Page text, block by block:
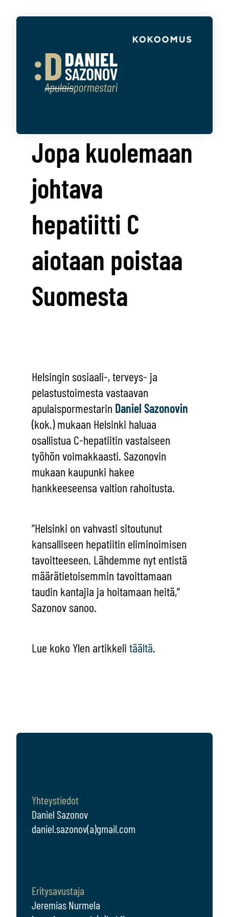
Jopa kuolemaan
johtava
hepatiitti C
aiotaan poistaa
Suomesta
Helsingin sosiaali-, terveys- ja
pelastustoimesta vastaavan
apulaispormestarin Daniel Sazonovin
(kok.) mukaan Helsinki haluaa
osallistua C-hepatiitin vastaiseen
työhön voimakkaasti. Sazonovin
mukaan kaupunki hakee
hankkeeseensa valtion rahoitusta.
”Helsinki on vahvasti sitoutunut
kansalliseen hepatiitin eliminoimisen
tavoitteeseen. Lähdemme nyt entistä
määrätietoisemmin tavoittamaan
taudin kantajia ja hoitamaan heitä,”
Sazonov sanoo.
Lue koko Ylen artikkeli täältä.
Yhteystiedot
Daniel Sazonov
daniel.sazonov(a)gmail.com
Eritysavustaja
Jeremias Nurmela